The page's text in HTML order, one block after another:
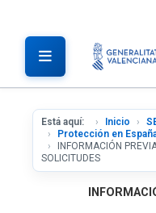
Está aquí: Inicio
Protección en
INFORMACIÓN
SOLICITUDES